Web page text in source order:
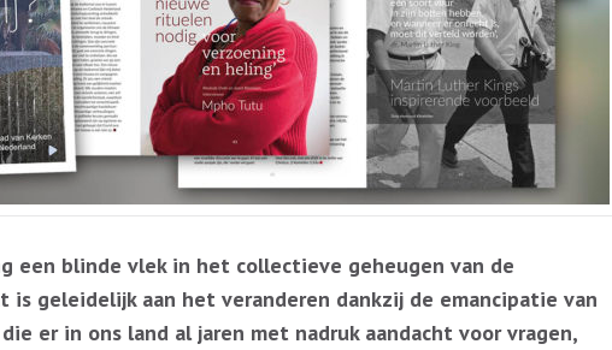
een blinde vlek in het collectieve geheugen van de
is geleidelijk aan het veranderen dankzij de emancipatie van
er in ons land al jaren met nadruk aandacht voor vragen,